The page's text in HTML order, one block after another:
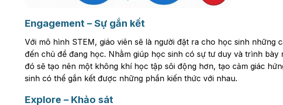
Engagement – Sự gắn kết
Với mô hình STEM, giáo viên sẽ là người đặt ra cho học sinh những
đến chủ đề đang học. Nhằm giúp học sinh có sự tư duy và trình
đó sẽ tạo nên một không khí học tập sôi động hơn, tạo cảm giác
sinh có thể gắn kết được những phần kiến thức với nhau.
Explore – Khảo sát